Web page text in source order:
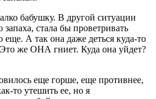
бабушку. В другой ситуации
стала бы проветривать
еще. А так она даже деться куда-то
Это же ОНА гниет. Куда она уйдет?
еще горше, еще противнее,
то утешить ее, но я